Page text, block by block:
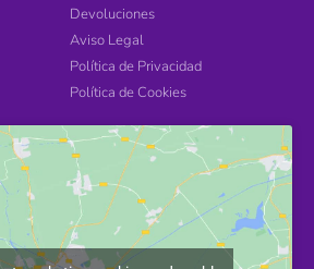
Devoluciones
Aviso Legal
Política de Privacidad
Política de Cookies